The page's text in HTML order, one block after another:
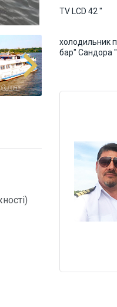
TV LCD 42 "
холодильник
бар" Сандора "